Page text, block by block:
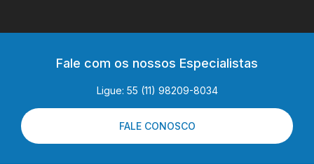
Fale com os nossos Especialistas
Ligue: 55 (11) 98209-8034
FALE CONOSCO